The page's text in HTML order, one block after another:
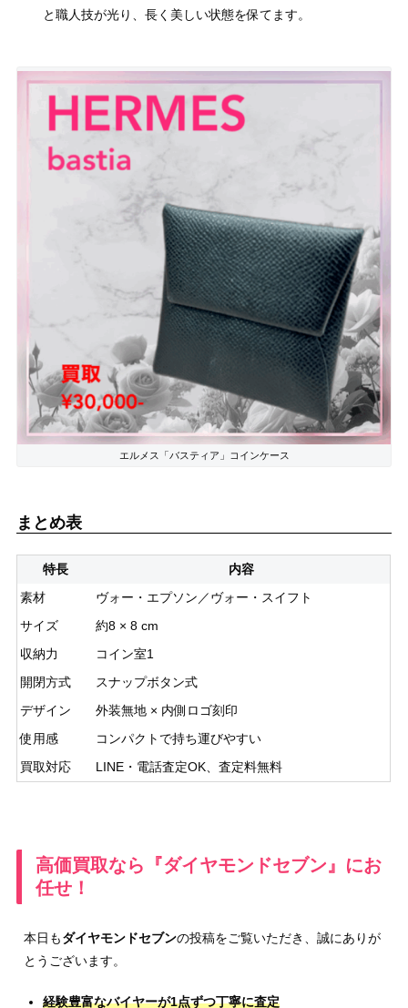
と職人技が光り、長く美しい状態を保てます。
エルメス「バスティア」コインケース
まとめ表
特長
内容
素材
ヴォー・エプソン／ヴォー・スイフト
サイズ
約8 × 8 cm
収納力
コイン室1
開閉方式
スナップボタン式
デザイン
外装無地 × 内側ロゴ刻印
使用感
コンパクトで持ち運びやすい
買取対応
LINE・電話査定OK、査定料無料
高価買取なら『ダイヤモンドセブン』にお
任せ！
本日もダイヤモンドセブンの投稿をご覧いただき、誠にありが
とうございます。
経験豊富なバイヤーが1点ずつ丁寧に査定